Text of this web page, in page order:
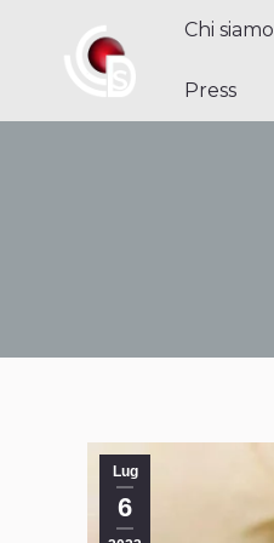
Chi siamo
Press
Lug
6
Chi siamo